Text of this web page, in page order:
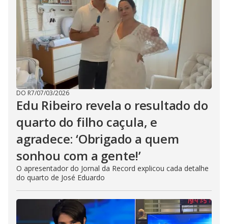
DO R7/07/03/2026
Edu Ribeiro revela o resultado do
quarto do filho caçula, e
agradece: ‘Obrigado a quem
sonhou com a gente!’
O apresentador do Jornal da Record explicou cada detalhe
do quarto de José Eduardo